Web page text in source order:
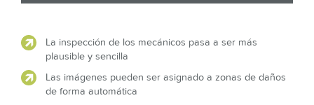
La inspección de los mecánicos pasa a ser más
plausible y sencilla
Las imágenes pueden ser asignado a zonas de daños
de forma automática